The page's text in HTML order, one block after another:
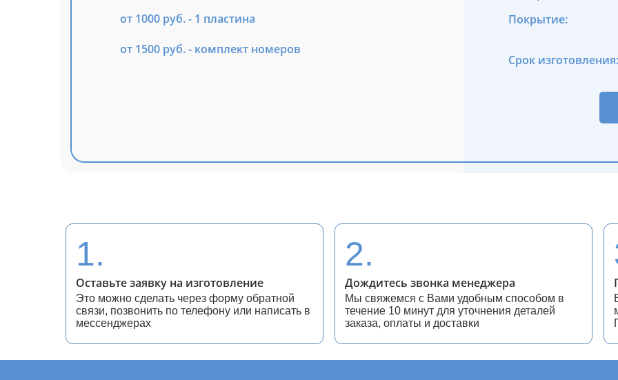
от 1000 руб. - 1 пластина
от 1500 руб. - комплект номеров
Покрытие:
Срок изготовления:
1.
Оставьте заявку на изготовление
Это можно сделать через форму обратной
связи, позвонить по телефону или написать в
мессенджерах
2.
Дождитесь звонка менеджера
Мы свяжемся с Вами удобным способом в
течение 10 минут для уточнения деталей
заказа, оплаты и доставки